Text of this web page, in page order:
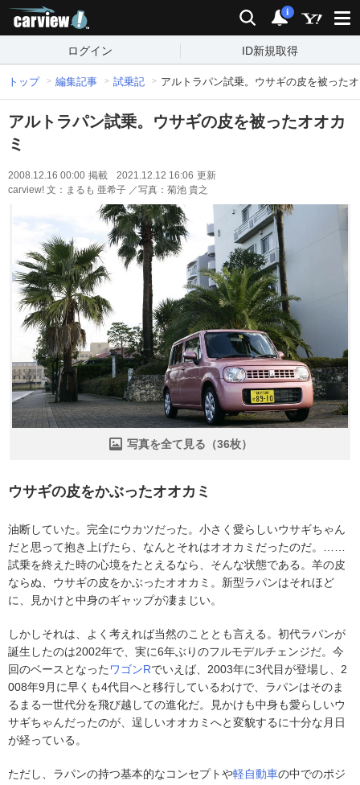
検索 通知
i
ログイン ID新規取得
トップ 編集記事 試乗記 アルトラパン試乗。ウサギの皮を被った
アルトラパン試乗。ウサギの皮を被ったオオカ
ミ
2008.12.16 00:00 掲載 2021.12.12 16:06 更新
carview! 文：まるも 亜希子 ／写真：菊池 貴之
写真を全て見る（36枚）
ウサギの皮をかぶったオオカミ
油断していた。完全にウカツだった。小さく愛らしいウサギちゃん
だと思って抱き上げたら、なんとそれはオオカミだったのだ。……
試乗を終えた時の心境をたとえるなら、そんな状態である。羊の皮
ならぬ、ウサギの皮をかぶったオオカミ。新型ラパンはそれほど
に、見かけと中身のギャップが凄まじい。
しかしそれは、よく考えれば当然のこととも言える。初代ラパンが
誕生したのは2002年で、実に6年ぶりのフルモデルチェンジだ。今
回のベースとなった ワゴンRでいえば、2003年に3代目が登場し、2
008年9月に早くも4代目へと移行しているわけで、ラパンはそのま
るまる一世代分を飛び越しての進化だ。見かけも中身も愛らしいウ
サギちゃんだったのが、逞しいオオカミへと変貌するに十分な月日
が経っている。
ただし、ラパンの持つ基本的なコンセプトや軽自動車の中でのポジ